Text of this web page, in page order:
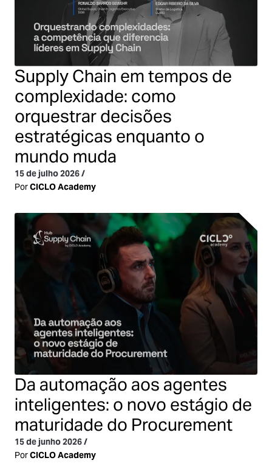
Supply Chain em tempos de
complexidade: como
orquestrar decisões
estratégicas enquanto o
mundo muda
15 de julho 2026/
PorCICLO Academy
Da automação aos agentes
inteligentes: o novo estágio de
maturidade do Procurement
15 de junho 2026/
PorCICLO Academy